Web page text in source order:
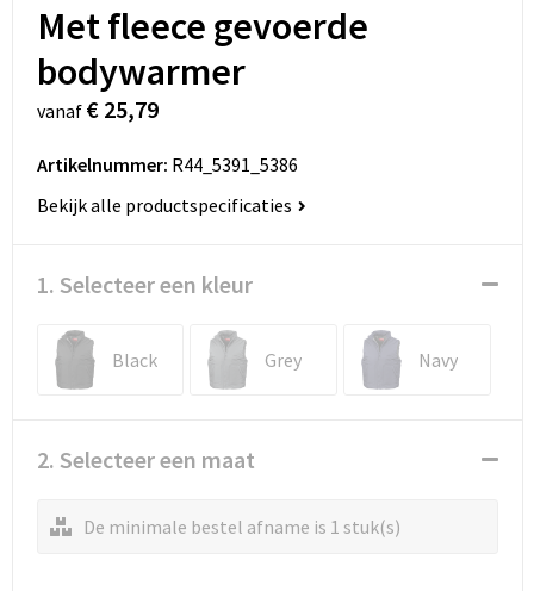
Met fleece gevoerde
bodywarmer
vanaf € 25,79
Artikelnummer: R44_5391_5386
Bekijk alle productspecificaties
1. Selecteer een kleur
Black Grey Navy
2. Selecteer een maat
De minimale bestel afname is 1 stuk(s)